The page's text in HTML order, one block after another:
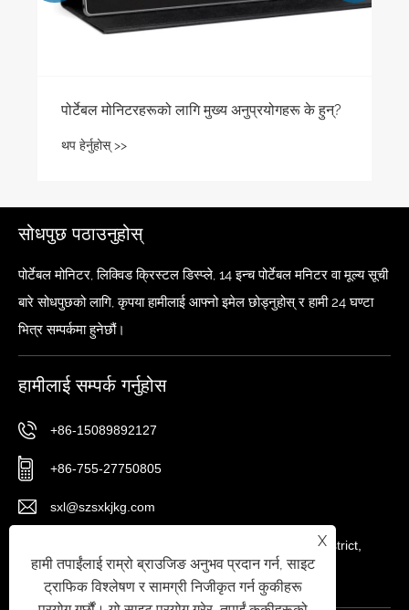
सोधपुछ पठाउनुहोस्
पोर्टेबल मोनिटर, लिक्विड क्रिस्टल डिस्प्ले, 14 इन्च पोर्टेबल मनिटर वा मूल्य सूची
बारे सोधपुछको लागि, कृपया हामीलाई आफ्नो इमेल छोड्नुहोस् र हामी 24 घण्टा
भित्र सम्पर्कमा हुनेछौं।
हामीलाई सम्पर्क गर्नुहोस
+86-15089892127
+86-755-27750805
sxl@szsxkjkg.com
No.56 Gushu 1st Road, Xixiang Street, Baoan District,
Shenzhen City, Guangdong Province, China
X
हामी तपाईंलाई राम्रो ब्राउजिङ अनुभव प्रदान गर्न, साइट
ट्राफिक विश्लेषण र सामग्री निजीकृत गर्न कुकीहरू